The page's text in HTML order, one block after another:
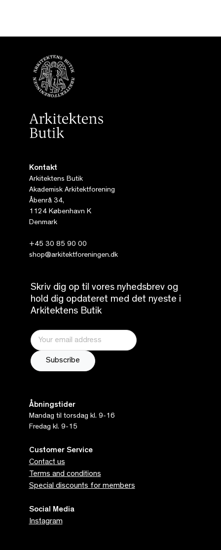
Kontakt
Arkitektens Butik
Akademisk Arkitektforening
Åbenrå 34,
1124 København K
Denmark
+45 30 85 90 00
shop@arkitektforeningen.dk
Skriv dig op til vores nyhedsbrev og
hold dig opdateret med det nyeste i
Arkitektens Butik
Åbningstider
Mandag til torsdag kl. 9-16
Fredag kl. 9-15
Customer Service
Contact us
Terms and conditions
Special discounts for members
Social Media
Instagram